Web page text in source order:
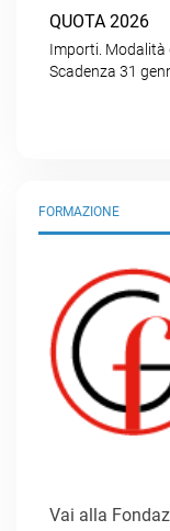
QUOTA 2026
Importi. Modalità
Scadenza 31
FORMAZIONE
Vai alla